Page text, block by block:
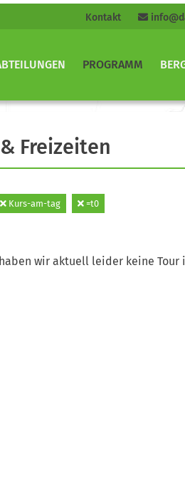
Kontakt
PROGRAMM
Freizeiten
Kurs-am-tag =t0
wir aktuell leider keine Tour